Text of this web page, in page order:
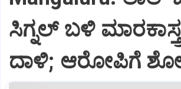
ಸಿಗ್ನಲ್‌ ಬಳಿ
ದಾಳಿ; ಆರೋಪಿಗೆ